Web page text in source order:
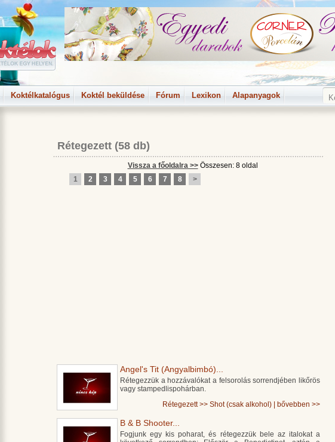
Koktélkatalógus Koktél beküldése Fórum Lexikon Alapanyagok
Rétegezett (58 db)
Vissza a főoldalra >>Összesen: 8 oldal
1
2 3 4 5 6 7 8 >
Angel's Tit (Angyalbimbó)...
Rétegezzük a hozzávalókat a felsorolás sorrendjében likőrös
vagy stampedlispohárban.
Rétegezett>> Shot (csak alkohol) bővebben >>
B & B Shooter...
Fogjunk egy kis poharat, és rétegezzük bele az italokat a